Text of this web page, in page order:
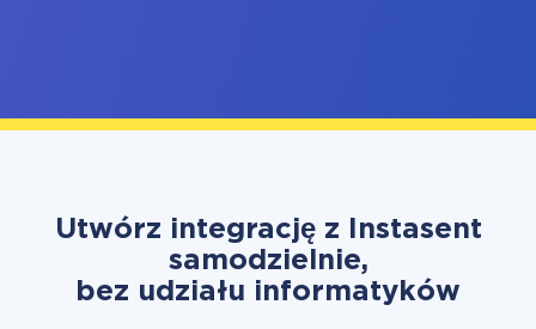
Utwórz integrację z Instasent
samodzielnie,
bez udziału informatyków